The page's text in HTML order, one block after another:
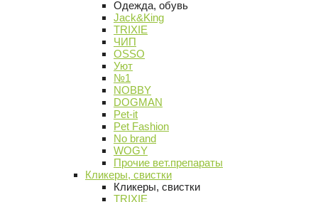
Одежда, обувь
Jack&King
TRIXIE
ЧИП
OSSO
Уют
№1
NOBBY
DOGMAN
Pet-it
Pet Fashion
No brand
WOGY
Прочие вет.препараты
Кликеры, свистки
Кликеры, свистки
TRIXIE